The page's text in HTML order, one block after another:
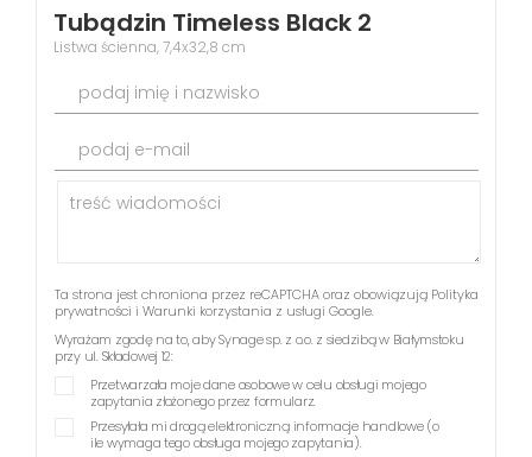
Tubądzin Timeless Black 2
Listwa ścienna, 7,4x32,8 cm
podaj imię i nazwisko
podaj e-mail
Ta strona jest chroniona przez reCAPTCHA oraz obowiązują Polityka
prywatności i Warunki korzystania z usługi Google.
Wyrażam zgodę na to, aby Synage sp. z o.o. z siedzibą w Białymstoku
przy ul. Składowej 12:
Przetwarzała moje dane osobowe w celu obsługi mojego
zapytania złożonego przez formularz.
Przesyłała mi drogą elektroniczną informacje handlowe (o
ile wymaga tego obsługa mojego zapytania).